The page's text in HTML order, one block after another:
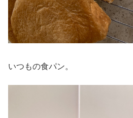
いつもの食パン。